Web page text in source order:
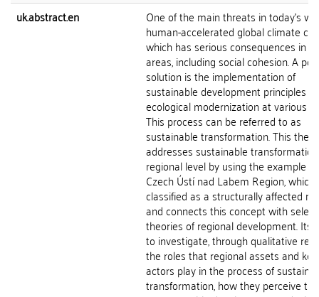
uk.abstract.en
One of the main threats in today's
human-accelerated global climate
which has serious consequences in
areas, including social cohesion. A
solution is the implementation of
sustainable development principles
ecological modernization at various
This process can be referred to as
sustainable transformation. This
addresses sustainable
regional level by using the example
Czech Ústí nad Labem Region,
classified as a structurally affected
and connects this concept with
theories of regional development. Its
to investigate, through qualitative
the roles that regional assets and key
actors play in the process of
transformation, how they perceive